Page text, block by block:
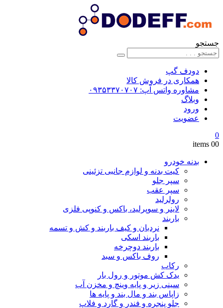
جستجو
دودف گپ
همکاری در فروش کالا
مشاوره واتس آپ: ۰۹۳۵۳۳۷۰۷۰۷
وبلاگ
ورود
عضویت
0
00 items
بدنه خودرو
کیت بدنه و لوازم جانبی تزئینی
سپر جلو
سپر عقب
رولرلید
لاینر و سوپرلید، باکس و کنوپی فلزی
باربند
نردبان و کیف باربند و کش و تسمه
باربند اسکی
باربند دوچرخه
روف باکس و سبد
رکاب
یدک کش موتور و رول بار
سینی زیر و پایه وینچ و مخزن آب
زاپاس بند و مال بند و پایه ها
جلو پنجره و فندر و گارد و فلاپ